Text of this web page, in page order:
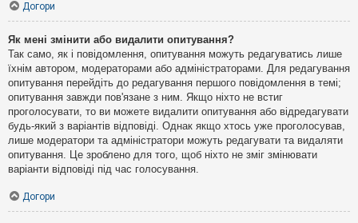
Догори
Як мені змінити або видалити опитування?
Так само, як і повідомлення, опитування можуть редагуватись лише
їхнім автором, модераторами або адміністраторами. Для редагування
опитування перейдіть до редагування першого повідомлення в темі;
опитування завжди пов'язане з ним. Якщо ніхто не встиг
проголосувати, то ви можете видалити опитування або відредагувати
будь-який з варіантів відповіді. Однак якщо хтось уже проголосував,
лише модератори та адміністратори можуть редагувати та видаляти
опитування. Це зроблено для того, щоб ніхто не зміг змінювати
варіанти відповіді під час голосування.
Догори